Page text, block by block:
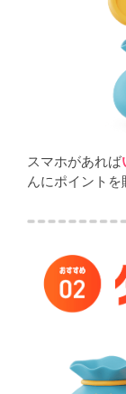
スマホがあれば
んにポイントを